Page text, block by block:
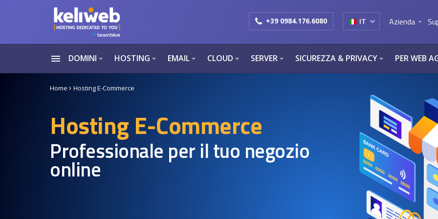
+39 0984.176.6080 IT Azienda arrow_drop_down
menu DOMINIarrow_drop_down HOSTINGarrow_drop_down EMAILarrow_drop_down CLOUDarrow_drop_down SERVERarrow_drop_down SICUREZZA & PRIVACYarrow_drop_down PER WEB
Home Hosting E-Commerce
Hosting E-Commerce
Professionale per il tuo negozio
online